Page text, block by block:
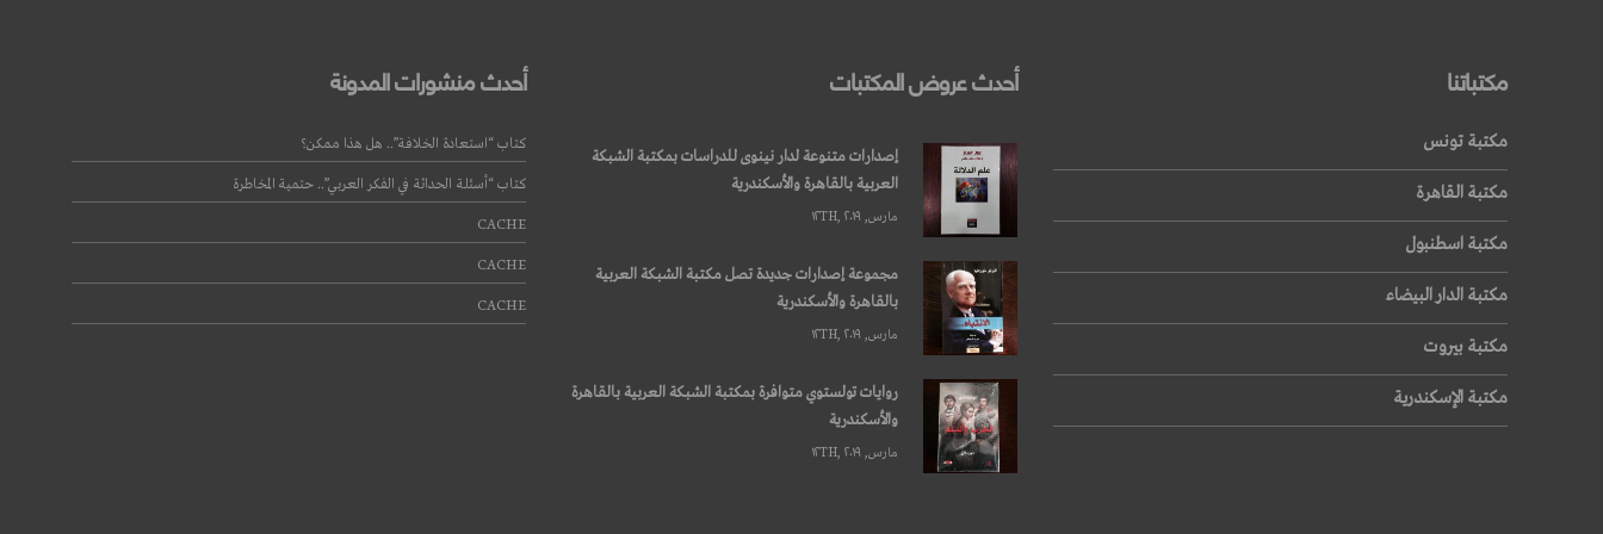
أحدث منشورات المدونة
كتاب “استعادة الخلافة”.. هل هذا ممكن؟
كتاب “أسئلة الحداثة في الفكر العربي”.. حتمية المخاطرة
CACHE
CACHE
CACHE
أحدث عروض المكتبات
إصدارات متنوعة لدار نينوى للدراسات بمكتبة الشبكة
العربية بالقاهرة والأسكندرية
مارس, ۱۲TH, ۲۰۱۹
مجموعة إصدارات جديدة تصل مكتبة الشبكة العربية
بالقاهرة والأسكندرية
مارس, ۱۲TH, ۲۰۱۹
روايات تولستوي متوافرة بمكتبة الشبكة العربية بالقاهرة
والأسكندرية
مارس, ۱۲TH, ۲۰۱۹
مكتباتنا
مكتبة تونس
مكتبة القاهرة
مكتبة اسطنبول
مكتبة الدار البيضاء
مكتبة بيروت
مكتبة الإسكندرية